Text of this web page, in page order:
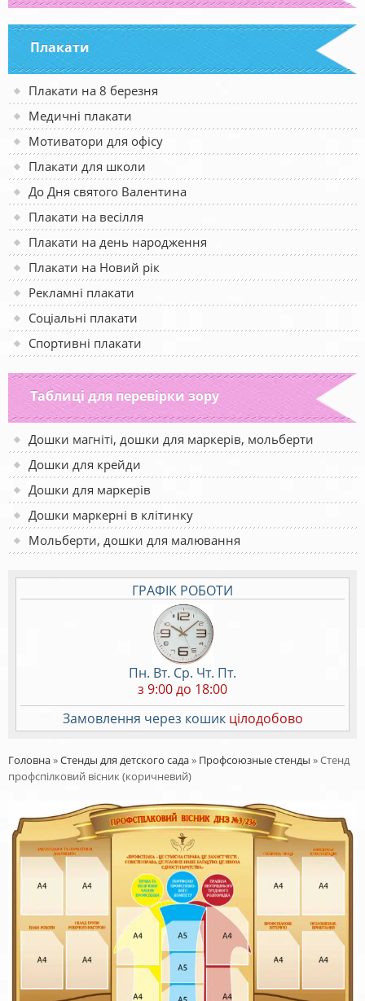
Плакати
Плакати на 8 березня
Медичні плакати
Мотиватори для офісу
Плакати для школи
До Дня святого Валентина
Плакати на весілля
Плакати на день народження
Плакати на Новий рік
Рекламні плакати
Соціальні плакати
Спортивні плакати
Таблиці для перевірки зору
Дошки магніті, дошки для маркерів, мольберти
Дошки для крейди
Дошки для маркерів
Дошки маркерні в клітинку
Мольберти, дошки для малювання
ГРАФІК РОБОТИ
Пн. Вт. Ср. Чт. Пт.
з 9:00 до 18:00
Замовлення через кошик цілодобово
Головна»Стенды для детского сада» Профсоюзные стенды »Стенд
профспілковий вісник (коричневий)